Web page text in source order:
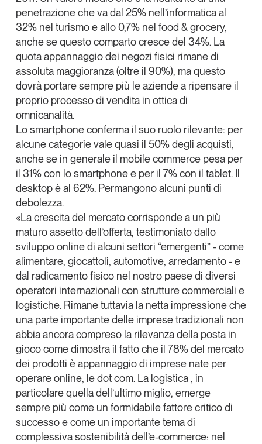
penetrazione che va dal 25% nell’informatica al
32% nel turismo e allo 0,7% nel food & grocery,
anche se questo comparto cresce del 34%. La
quota appannaggio dei negozi fisici rimane di
assoluta maggioranza (oltre il 90%), ma questo
dovrà portare sempre più le aziende a ripensare il
proprio processo di vendita in ottica di
omnicanalità.
Losmartphoneconferma il suo ruolo rilevante: per
alcune categorie vale quasi il 50% degli acquisti,
anche se in generale il mobile commercepesa per
il 31% con lo smartphone e per il 7% con il tablet. Il
desktopè al 62%. Permangono alcuni punti di
debolezza.
«La crescita del mercato corrisponde a un più
maturo assetto dell’offerta, testimoniato dallo
sviluppo online di alcuni settori “emergenti” - come
alimentare, giocattoli, automotive, arredamento - e
dal radicamento fisico nel nostro paese di diversi
operatori internazionali con strutture commerciali e
logistiche. Rimane tuttavia la netta impressione che
una parte importante delle imprese tradizionali non
abbia ancora compreso la rilevanza della posta in
gioco come dimostra il fatto che il 78% del mercato
dei prodotti è appannaggio di imprese nate per
operare online, le dot com. La logistica , in
particolare quella dell’ultimo miglio, emerge
sempre più come un formidabile fattore critico di
successo e come un importante tema di
complessiva sostenibilità dell’e-commerce: nel